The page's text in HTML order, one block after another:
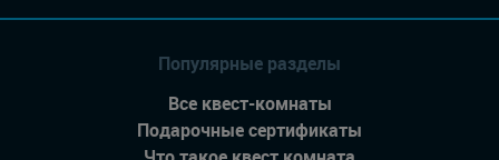
Популярные разделы
Все квест-комнаты
Подарочные сертификаты